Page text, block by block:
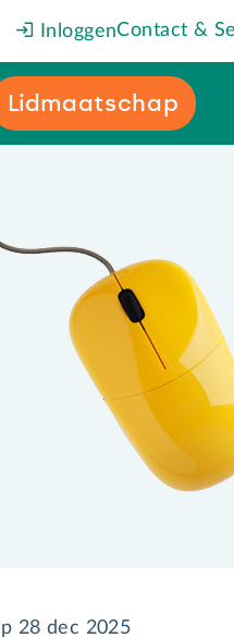
InloggenContact &
Lidmaatschap
28 dec 2025